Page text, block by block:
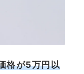
格が5万円以